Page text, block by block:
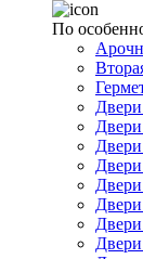
По